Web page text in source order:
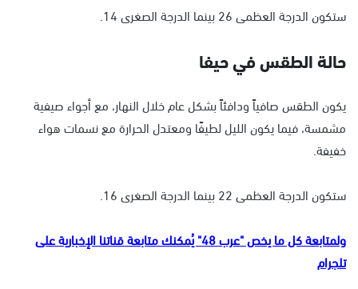
ستكون الدرجة العظمى 26 بينما الدرجة الصغرى 14.
حالة الطقس في حيفا
يكون الطقس صافياً ودافئاً بشكل عام خلال النهار، مع أجواء صيفية
مشمسة، فيما يكون الليل لطيفًا ومعتدل الحرارة مع نسمات هواء
خفيفة.
ستكون الدرجة العظمى 22 بينما الدرجة الصغرى 16.
ولمتابعة كل ما يخص "عرب 48" يُمكنك متابعة قناتنا الإخبارية على
تلجرام